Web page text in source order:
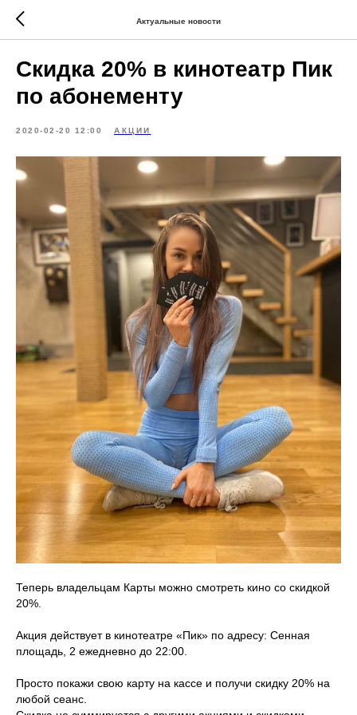
Актуальные новости
Скидка 20% в кинотеатр Пик
по абонементу
2020-02-20 12:00 АКЦИИ
Теперь владельцам Карты можно смотреть кино со скидкой
20%.
Акция действует в кинотеатре «Пик» по адресу: Сенная
площадь, 2 ежедневно до 22:00.
Просто покажи свою карту на кассе и получи скидку 20% на
любой сеанс.